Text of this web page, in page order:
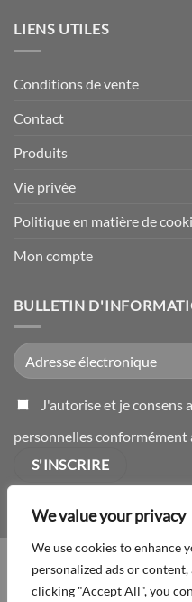
We value your privacy
We use cookies to enhance
personalized ads or
clicking "Accept All", you
LIENS UTILES
Conditions de vente
Contact
Produits
Vie privée
Politique en matière de
Mon compte
BULLETIN
J'autorise et je consens
personnelles
POLITIQUE EN MATIÈRE
© 2026 Poliplast Srl - Numéro